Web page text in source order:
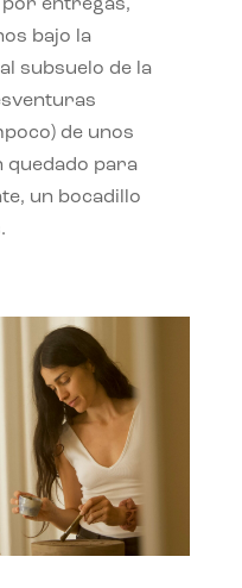
por entregas,
bajo la
subsuelo de la
de unos
quedado para
un bocadillo